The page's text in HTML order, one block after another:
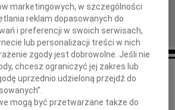
20 czerwca 2009 roku zmarła w wieku 58 lat
nasza kochana Mama, Teściowa i Babcia
marketingowych, w szczególności
reklam dopasowanych do
i preferencji w swoich serwisach,
lub personalizacji treści w nich
zgody jest dobrowolne. Jeśli nie
chcesz ograniczyć jej zakres lub
uprzednio udzieloną przejdź do
mogą być przetwarzane także do